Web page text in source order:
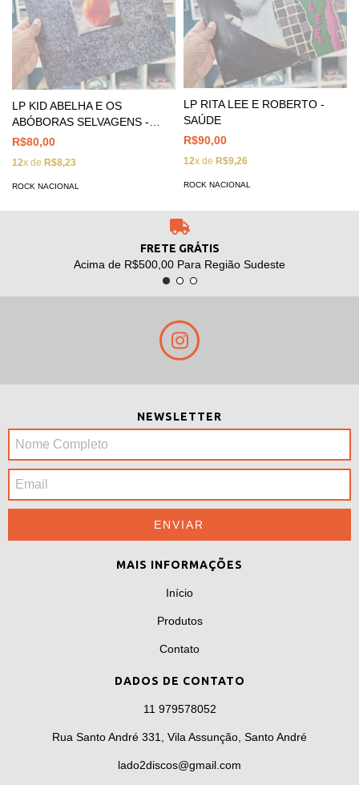
LP KID ABELHA E OS
ABÓBORAS SELVAGENS -
TOMATE
R$80,00
12x de R$8,23
ROCK NACIONAL
LP RITA LEE E ROBERTO -
SAÚDE
R$90,00
12x de R$9,26
ROCK NACIONAL
FRETE GRÁTIS
Acima de R$500,00 Para Região Sudeste
NEWSLETTER
MAIS INFORMAÇÕES
Início
Produtos
Contato
DADOS DE CONTATO
11 979578052
Rua Santo André 331, Vila Assunção, Santo André
lado2discos@gmail.com